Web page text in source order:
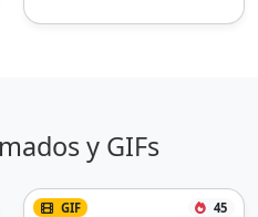
y GIFs
GIF 45